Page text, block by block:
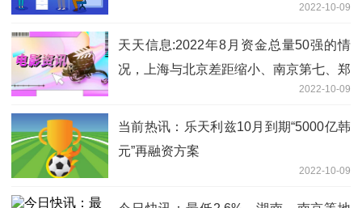
2022-10-09
天天信息:2022年8月资金总量50强的情
况，上海与北京差距缩小、南京第七、郑
2022-10-09
当前热讯：乐天利兹10月到期“5000亿韩
元”再融资方案
2022-10-09